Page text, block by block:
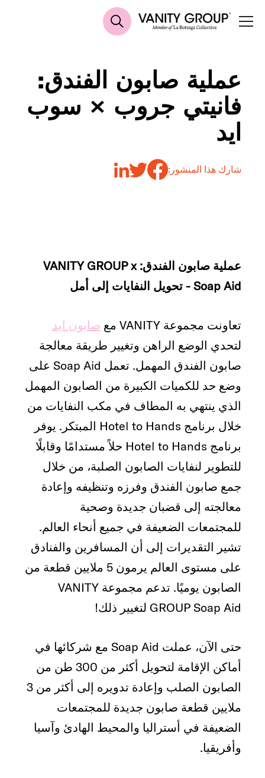
عملية صابون الفندق:
فانيتي جروب × سوب
ايد
شارك هذا المنشور:
عملية صابون الفندق: VANITY GROUP x
Soap Aid - تحويل النفايات إلى أمل
تعاونت مجموعة VANITY مع
صابون ايد
لتحدي الوضع الراهن وتغيير طريقة معالجة
صابون الفندق المهمل. تعمل Soap Aid على
وضع حد للكميات الكبيرة من الصابون المهمل
الذي ينتهي به المطاف في مكب النفايات من
خلال برنامج Hotel to Hands المبتكر. يوفر
برنامج Hotel to Hands حلاً مستدامًا وقابلًا
للتطوير لنفايات الصابون الصلبة، من خلال
جمع صابون الفندق وفرزه وتنظيفه وإعادة
معالجته إلى قضبان جديدة وصحية
للمجتمعات الضعيفة في جميع أنحاء العالم.
تشير التقديرات إلى أن المسافرين والفنادق
على مستوى العالم يرمون 5 ملايين قطعة من
الصابون يوميًا. تدعم مجموعة VANITY
GROUP Soap Aid لتغيير ذلك!
حتى الآن، عملت Soap Aid مع شركائها في
أماكن الإقامة لتحويل أكثر من 300 طن من
الصابون الصلب وإعادة تدويره إلى أكثر من 3
ملايين قطعة صابون جديدة للمجتمعات
الضعيفة في أستراليا والمحيط الهادئ وآسيا
وأفريقيا.